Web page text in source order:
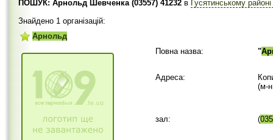
ПОШУК: Арнольд Шевченка (03557) 41232 в Гусятинському районі
Знайдено 1 організацій:
Арнольд
Повна назва:
"
Адреса:
(м-
зал: (